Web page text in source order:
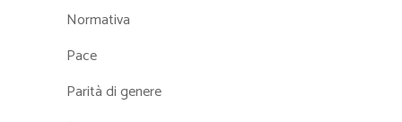
Normativa
Pace
Parità di genere